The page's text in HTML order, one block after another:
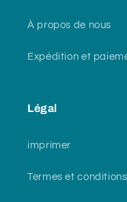
À propos de nous
Expédition et
Légal
imprimer
Termes et conditions